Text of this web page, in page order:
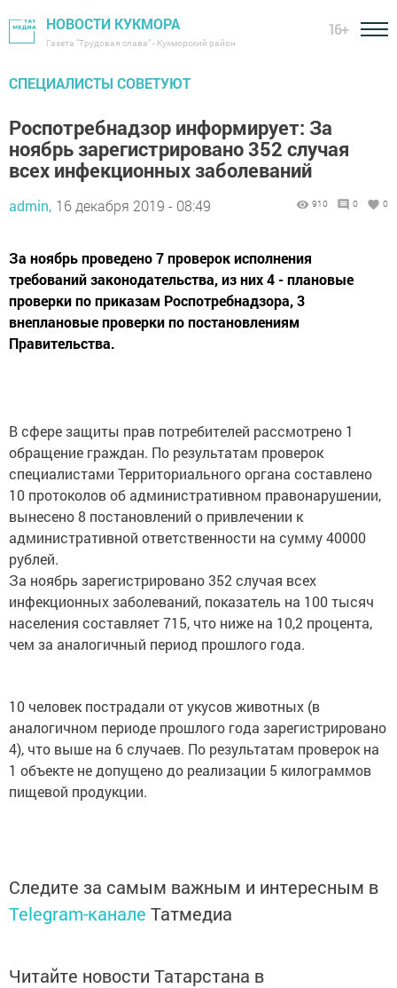
НОВОСТИ КУКМОРА
Газета "Трудовая слава" - Кукморский район
16+
СПЕЦИАЛИСТЫ СОВЕТУЮТ
Роспотребнадзор информирует: За
ноябрь зарегистрировано 352 случая
всех инфекционных заболеваний
admin, 16 декабря 2019 - 08:49 910 0 0
За ноябрь проведено 7 проверок исполнения
требований законодательства, из них 4 - плановые
проверки по приказам Роспотребнадзора, 3
внеплановые проверки по постановлениям
Правительства.
В сфере защиты прав потребителей рассмотрено 1
обращение граждан. По результатам проверок
специалистами Территориального органа составлено
10 протоколов об административном правонарушении,
вынесено 8 постановлений о привлечении к
административной ответственности на сумму 40000
рублей.
За ноябрь зарегистрировано 352 случая всех
инфекционных заболеваний, показатель на 100 тысяч
населения составляет 715, что ниже на 10,2 процента,
чем за аналогичный период прошлого года.
10 человек пострадали от укусов животных (в
аналогичном периоде прошлого года зарегистрировано
4), что выше на 6 случаев. По результатам проверок на
1 объекте не допущено до реализации 5 килограммов
пищевой продукции.
Следите за самым важным и интересным в
Telegram-канале Татмедиа
Читайте новости Татарстана в